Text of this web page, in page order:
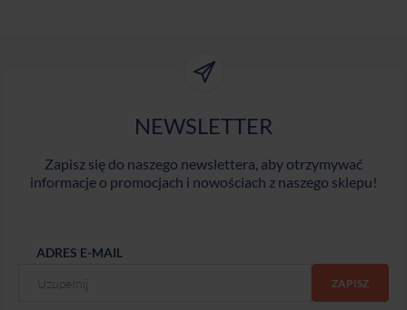
NEWSLETTER
Zapisz się do naszego newslettera, aby otrzymywać
informacje o promocjach i nowościach z naszego sklepu!
ADRES E-MAIL